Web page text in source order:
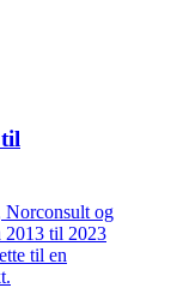
Norconsult og
2013 til 2023
til en